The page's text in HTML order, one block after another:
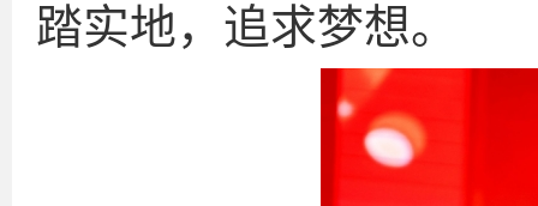
踏实地，追求梦想。